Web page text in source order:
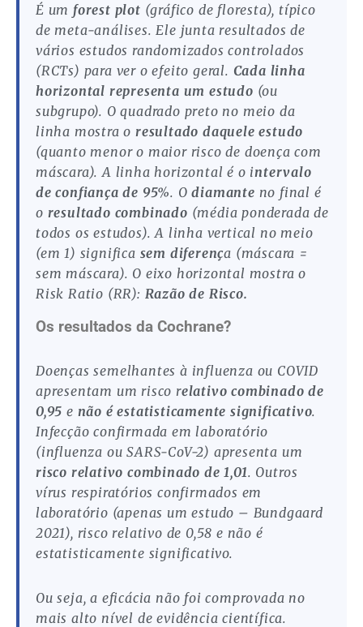
É um forest plot (gráfico de floresta), típico
de meta-análises. Ele junta resultados de
vários estudos randomizados controlados
(RCTs) para ver o efeito geral. Cada linha
horizontal representa um estudo (ou
subgrupo). O quadrado preto no meio da
linha mostra o resultado daquele estudo
(quanto menor o maior risco de doença com
máscara). A linha horizontal é o intervalo
de confiança de 95%. Odiamante no final é
o resultado combinado (média ponderada de
todos os estudos). A linha vertical no meio
(em 1) significa sem diferença (máscara =
sem máscara). O eixo horizontal mostra o
Risk Ratio (RR): Razão de Risco.
Os resultados da Cochrane?
Doenças semelhantes à influenza ou COVID
apresentam um risco relativo combinado de
0,95 e não é estatisticamente significativo.
Infecção confirmada em laboratório
(influenza ou SARS-CoV-2) apresenta um
risco relativo combinado de 1,01. Outros
vírus respiratórios confirmados em
laboratório (apenas um estudo – Bundgaard
2021), risco relativo de 0,58 e não é
estatisticamente significativo.
Ou seja, a eficácia não foi comprovada no
mais alto nível de evidência científica.